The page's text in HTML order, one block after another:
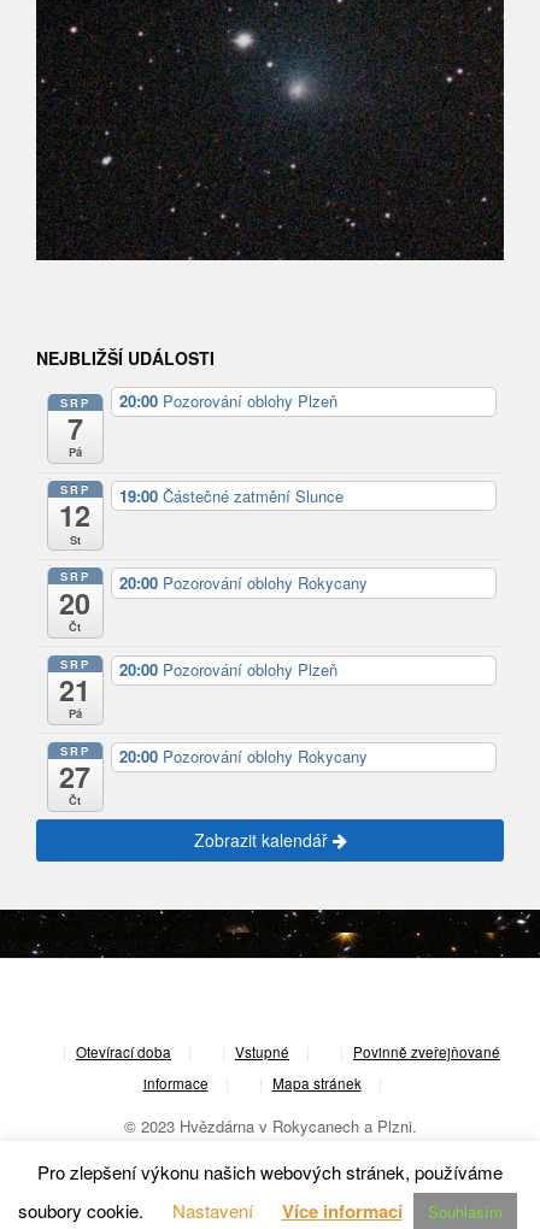
NEJBLIŽŠÍ UDÁLOSTI
SRP
7
Pá
20:00 Pozorování oblohy Plzeň
SRP
12
St
19:00 Částečné zatmění Slunce
SRP
20
Čt
20:00 Pozorování oblohy Rokycany
SRP
21
Pá
20:00 Pozorování oblohy Plzeň
SRP
27
Čt
20:00 Pozorování oblohy Rokycany
Zobrazit kalendář
Otevírací doba Vstupné
Povinně zveřejňované
informace
Mapa stránek
© 2023 Hvězdárna v Rokycanech a Plzni.
Pro zlepšení výkonu našich webových stránek, používáme
soubory cookie.
Nastavení Více informací Souhlasím